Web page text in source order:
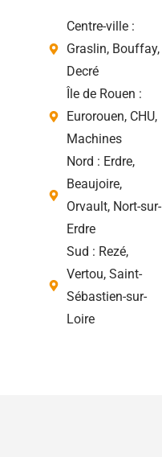
Centre-ville :
Graslin, Bouffay,
Decré
Île de Rouen :
Eurorouen, CHU,
Machines
Nord : Erdre,
Beaujoire,
Orvault, Nort-sur-
Erdre
Sud : Rezé,
Vertou, Saint-
Sébastien-sur-
Loire